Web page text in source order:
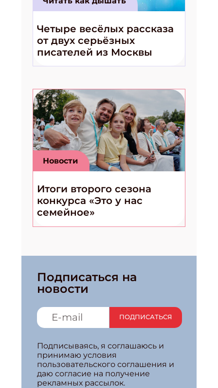
Четыре весёлых рассказа
от двух серьёзных
писателей из Москвы
Новости
Итоги второго сезона
конкурса «Это у нас
семейное»
Подписаться на
новости
ПОДПИСАТЬСЯ
Подписываясь, я соглашаюсь и
принимаю условия
пользовательского соглашения и
даю согласие на получение
рекламных рассылок.